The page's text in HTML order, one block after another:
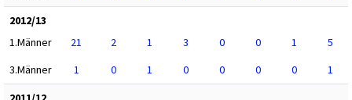
2012/13
1.Männer
21 2 1 3 0 0 1
5
3.Männer
1 0 1 0 0 0 0
1